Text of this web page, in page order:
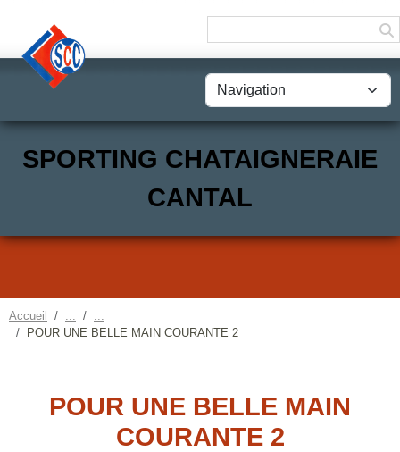
SPORTING CHATAIGNERAIE
CANTAL
Accueil
POUR UNE BELLE MAIN COURANTE 2
POUR UNE BELLE MAIN
COURANTE 2